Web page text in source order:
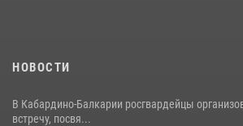
НОВОСТИ
В Кабардино-Балкарии росгвардейцы
встречу, посвя...